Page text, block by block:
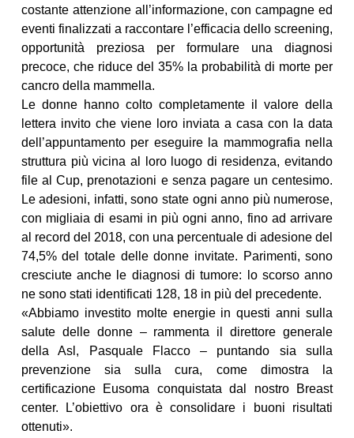
costante attenzione all’informazione, con campagne ed
eventi finalizzati a raccontare l’efficacia dello screening,
opportunità preziosa per formulare una diagnosi
precoce, che riduce del 35% la probabilità di morte per
cancro della mammella.
Le donne hanno colto completamente il valore della
lettera invito che viene loro inviata a casa con la data
dell’appuntamento per eseguire la mammografia nella
struttura più vicina al loro luogo di residenza, evitando
file al Cup, prenotazioni e senza pagare un centesimo.
Le adesioni, infatti, sono state ogni anno più numerose,
con migliaia di esami in più ogni anno, fino ad arrivare
al record del 2018, con una percentuale di adesione del
74,5% del totale delle donne invitate. Parimenti, sono
cresciute anche le diagnosi di tumore: lo scorso anno
ne sono stati identificati 128, 18 in più del precedente.
«Abbiamo investito molte energie in questi anni sulla
salute delle donne – rammenta il direttore generale
della Asl, Pasquale Flacco – puntando sia sulla
prevenzione sia sulla cura, come dimostra la
certificazione Eusoma conquistata dal nostro Breast
center. L’obiettivo ora è consolidare i buoni risultati
ottenuti».